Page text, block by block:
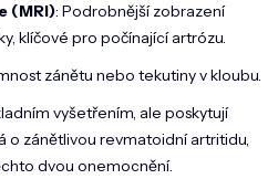
(MRI): Podrobnější zobrazení
klíčové pro počínající artrózu.
zánětu nebo tekutiny v kloubu.
vyšetřením, ale poskytují
o zánětlivou revmatoidní artritidu,
dvou onemocnění.